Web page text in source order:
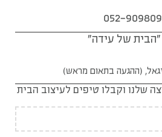
052-
"הבית של עידה"
שלנו וקבלו טיפים לעיצוב הבית